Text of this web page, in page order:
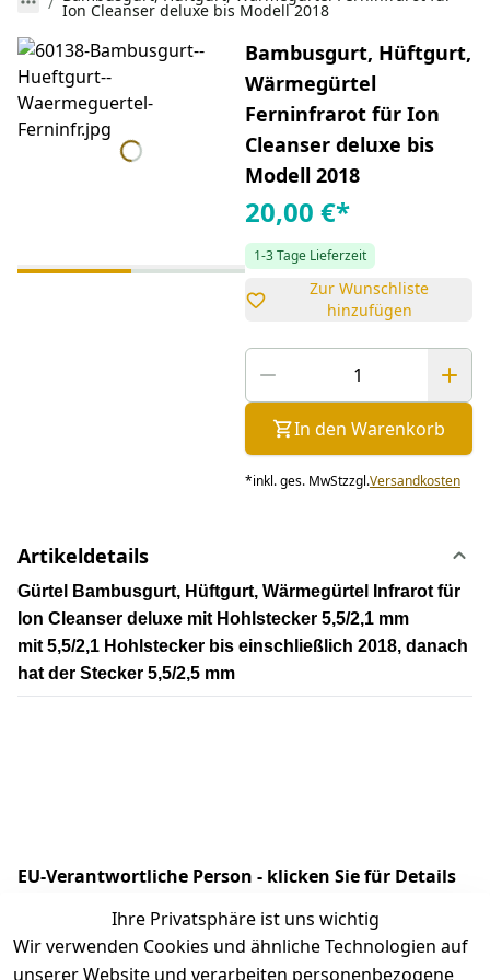
Ion Cleanser deluxe bis Modell 2018
Bambusgurt, Hüftgurt,
Wärmegürtel
Ferninfrarot für Ion
Cleanser deluxe bis
Modell 2018
20,00 €*
1-3 Tage Lieferzeit
Zur Wunschliste
hinzufügen
In den Warenkorb
*inkl. ges. MwStzzgl.Versandkosten
Artikeldetails
Gürtel Bambusgurt, Hüftgurt, Wärmegürtel Infrarot für
Ion Cleanser deluxe mit Hohlstecker 5,5/2,1 mm
mit 5,5/2,1 Hohlstecker bis einschließlich 2018, danach
hat der Stecker 5,5/2,5 mm
EU-Verantwortliche Person - klicken Sie für Details
Ihre Privatsphäre ist uns wichtig
Wir verwenden Cookies und ähnliche Technologien auf
unserer Website und verarbeiten personenbezogene